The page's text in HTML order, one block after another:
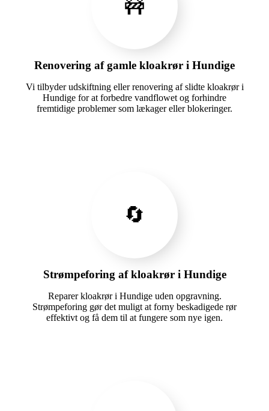
🚧
Renovering af gamle kloakrør i Hundige
Vi tilbyder udskiftning eller renovering af slidte kloakrør i
Hundige for at forbedre vandflowet og forhindre
fremtidige problemer som lækager eller blokeringer.
🔄
Strømpeforing af kloakrør i Hundige
Reparer kloakrør i Hundige uden opgravning.
Strømpeforing gør det muligt at forny beskadigede rør
effektivt og få dem til at fungere som nye igen.